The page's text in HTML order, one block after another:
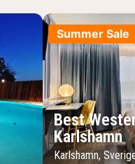
Summer Sale
Best
Karlshamn
Karlshamn,